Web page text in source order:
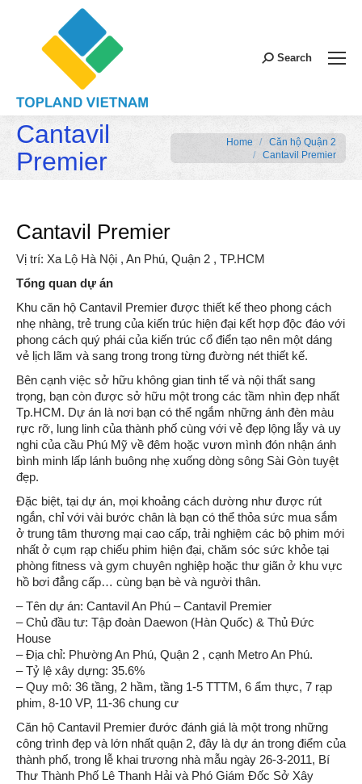
Search:
Search
Cantavil
Premier
You are here:Home
Căn hộ Quận 2
Cantavil Premier
Cantavil Premier
Vị trí: Xa Lộ Hà Nội , An Phú, Quận 2 , TP.HCM
Tổng quan dự án
Khu căn hộ Cantavil Premier được thiết kế theo phong cách
nhẹ nhàng, trẻ trung của kiến trúc hiện đại kết hợp độc đáo với
phong cách quý phái của kiến trúc cổ điển tạo nên một dáng
vẻ lịch lãm và sang trong trong từng đường nét thiết kế.
Bên cạnh việc sở hữu không gian tinh tế và nội thất sang
trọng, bạn còn được sở hữu một trong các tầm nhìn đẹp nhất
Tp.HCM. Dự án là nơi bạn có thể ngắm những ánh đèn màu
rực rỡ, lung linh của thành phố cùng với vẻ đẹp lộng lẫy và uy
nghi của cầu Phú Mỹ về đêm hoặc vươn mình đón nhận ánh
bình minh lấp lánh buông nhẹ xuống dòng sông Sài Gòn tuyệt
đẹp.
Đặc biệt, tại dự án, mọi khoảng cách dường như được rút
ngắn, chỉ với vài bước chân là bạn có thể thỏa sức mua sắm
ở trung tâm thương mại cao cấp, trải nghiệm các bộ phim mới
nhất ở cụm rạp chiếu phim hiện đại, chăm sóc sức khỏe tại
phòng fitness và gym chuyên nghiệp hoặc thư giãn ở khu vực
hồ bơi đẳng cấp… cùng bạn bè và người thân.
– Tên dự án: Cantavil An Phú – Cantavil Premier
– Chủ đầu tư: Tập đoàn Daewon (Hàn Quốc) & Thủ Đức
House
– Địa chỉ: Phường An Phú, Quận 2 , cạnh Metro An Phú.
– Tỷ lệ xây dựng: 35.6%
– Quy mô: 36 tầng, 2 hầm, tầng 1-5 TTTM, 6 ẩm thực, 7 rạp
phim, 8-10 VP, 11-36 chung cư
Căn hộ Cantavil Premier đước đánh giá là một trong những
công trình đẹp và lớn nhất quận 2, đây là dự án trong điểm của
thành phố, trong lễ khai trương nhà mẫu ngày 26-3-2011, Bí
Thư Thành Phố Lê Thanh Hải và Phó Giám Đốc Sở Xây